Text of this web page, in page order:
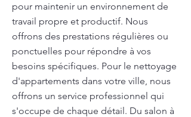
pour maintenir un environnement de
travail propre et productif. Nous
offrons des prestations régulières ou
ponctuelles pour répondre à vos
besoins spécifiques. Pour le nettoyage
d'appartements dans votre ville, nous
offrons un service professionnel qui
s'occupe de chaque détail. Du salon à